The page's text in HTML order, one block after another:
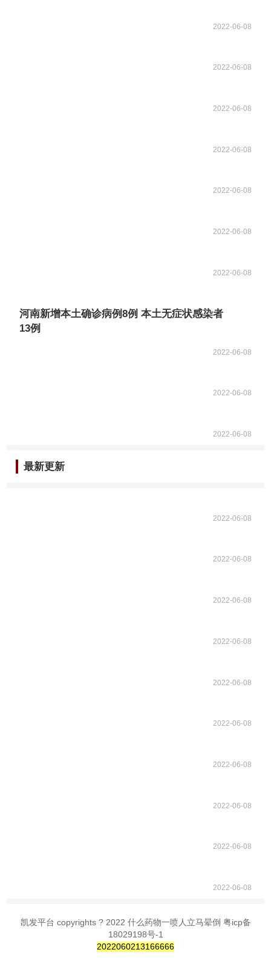
2022-06-08
2022-06-08
2022-06-08
2022-06-08
2022-06-08
2022-06-08
2022-06-08
河南新增本土确诊病例8例 本土无症状感染者
13例
2022-06-08
2022-06-08
2022-06-08
最新更新
2022-06-08
2022-06-08
2022-06-08
2022-06-08
2022-06-08
2022-06-08
2022-06-08
2022-06-08
2022-06-08
2022-06-08
凯发平台 copyrights ? 2022 什么药物一喷人立马晕倒 粤icp备
18029198号-1
2022060213166666